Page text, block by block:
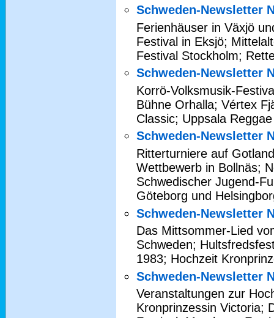
Schweden-Newsletter
Ferienhäuser in Växjö
Festival in Eksjö;
Festival Stockholm;
Schweden-Newsletter
Korrö-Volksmusik-
Bühne Orhalla; Vértex
Classic; Uppsala
Schweden-Newsletter
Ritterturniere auf
Wettbewerb in Bollnäs;
Schwedischer Jugend-
Göteborg und
Schweden-Newsletter
Das Mittsommer-Lied
Schweden;
1983; Hochzeit
Schweden-Newsletter
Veranstaltungen zur
Kronprinzessin Victoria;